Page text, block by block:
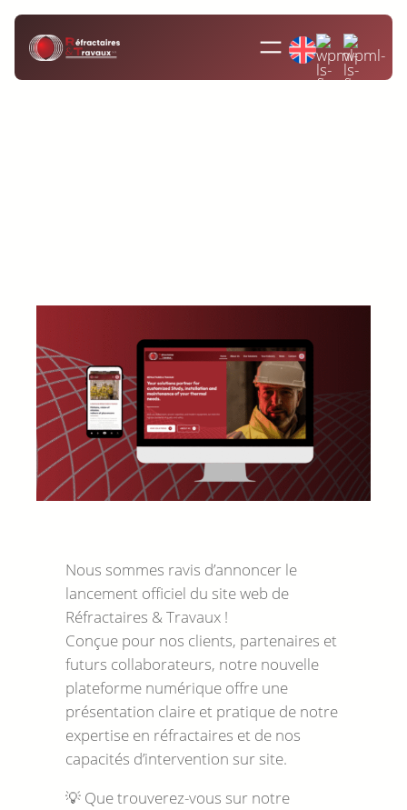
Nous sommes ravis d’annoncer le
lancement officiel du site web de
Réfractaires & Travaux !
Conçue pour nos clients, partenaires et
futurs collaborateurs, notre nouvelle
plateforme numérique offre une
présentation claire et pratique de notre
expertise en réfractaires et de nos
capacités d’intervention sur site.
💡 Que trouverez-vous sur notre